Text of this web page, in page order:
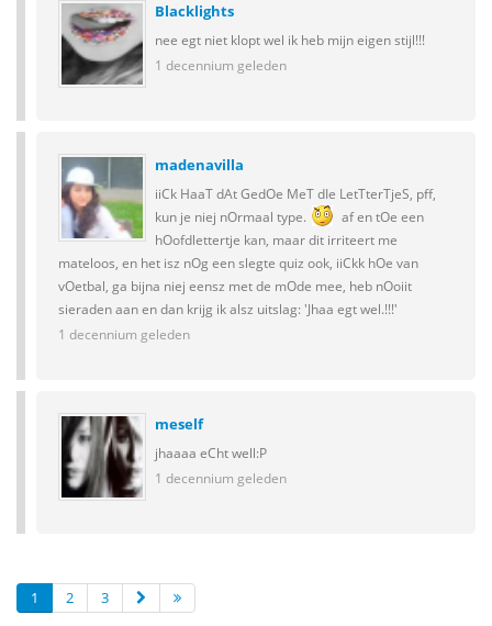
Blacklights
nee egt niet klopt wel ik heb mijn eigen stijl!!!
1 decennium geleden
madenavilla
iiCk HaaT dAt GedOe MeT dIe LetTterTjeS, pff,
kun je niej nOrmaal type.
af en tOe een
hOofdlettertje kan, maar dit irriteert me
mateloos, en het isz nOg een slegte quiz ook, iiCkk hOe van
vOetbal, ga bijna niej eensz met de mOde mee, heb nOoiit
sieraden aan en dan krijg ik alsz uitslag: 'Jhaa egt wel.!!!'
1 decennium geleden
meself
jhaaaa eCht well:P
1 decennium geleden
1 2 3